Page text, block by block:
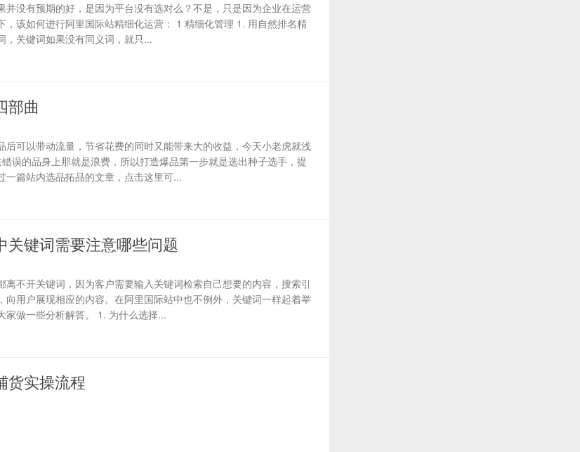
没有预期的好，是因为平台没有选对么？不是，只是因为企业在运营
该如何进行阿里国际站精细化运营： 1 精细化管理 1. 用自然排名精
，关键词如果没有同义词，就只...
部曲
可以带动流量，节省花费的同时又能带来大的收益，今天小老虎就浅
误的品身上那就是浪费，所以打造爆品第一步就是选出种子选手，提
篇站内选品拓品的文章，点击这里可...
关键词需要注意哪些问题
不开关键词，因为客户需要输入关键词检索自己想要的内容，搜索引
用户展现相应的内容。在阿里国际站中也不例外，关键词一样起着举
家做一些分析解答。 1. 为什么选择...
货实操流程